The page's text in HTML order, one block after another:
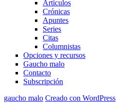
Artículos
Crónicas
Apuntes
Series
Citas
Columnistas
Opciones y recursos
Gaucho malo
Contacto
Subscripción
gaucho malo Creado con WordPress